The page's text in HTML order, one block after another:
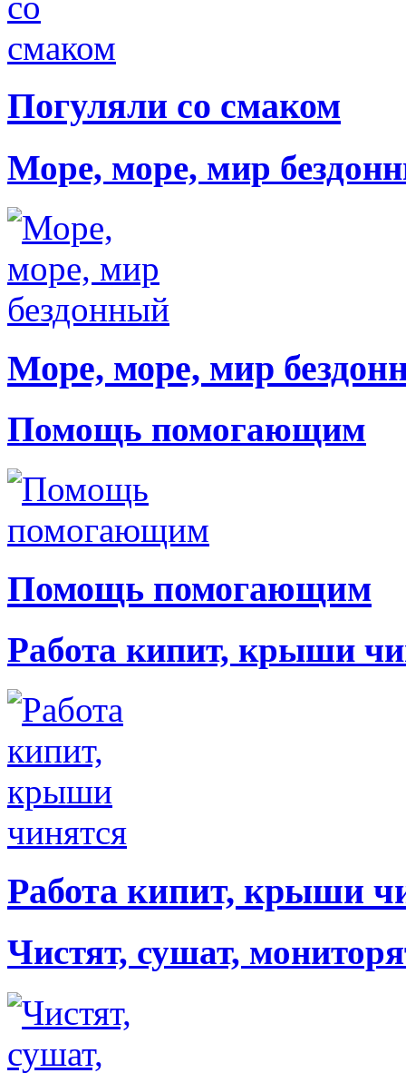
Погуляли со смаком
Море, море, мир
Море, море, мир
Помощь помогающим
Помощь помогающим
Работа кипит, крыши
Работа кипит, крыши
Чистят, сушат,